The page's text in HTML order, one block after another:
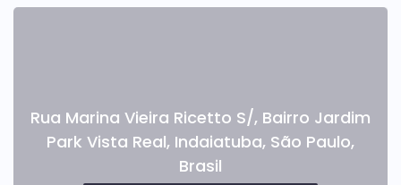
Rua Marina Vieira Ricetto S/, Bairro Jardim
Park Vista Real, Indaiatuba, São Paulo,
Brasil